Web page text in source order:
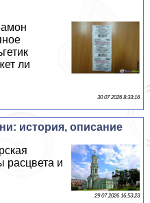
ли
30 07 2026 8:33:16
история, описание
расцвета и
29 07 2026 16:53:23